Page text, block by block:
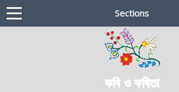
Sections
কবি ও কবিতা